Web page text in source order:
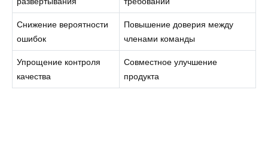
Снижение вероятности
ошибок
Повышение доверия между
членами команды
Упрощение контроля
качества
Совместное улучшение
продукта